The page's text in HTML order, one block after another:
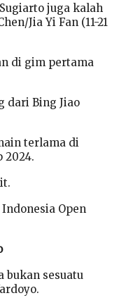
juga kalah
Jia Yi Fan (11-21
di gim pertama
dari Bing Jiao
terlama di
2024.
Open
bukan sesuatu